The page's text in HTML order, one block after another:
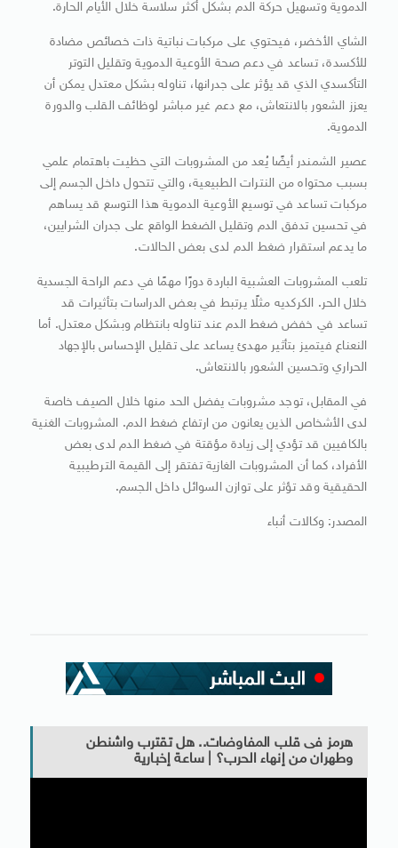
الدموية وتسهيل حركة الدم بشكل أكثر سلاسة خلال الأيام الحارة.
الشاي الأخضر، فيحتوي على مركبات نباتية ذات خصائص مضادة
للأكسدة، تساعد في دعم صحة الأوعية الدموية وتقليل التوتر
التأكسدي الذي قد يؤثر على جدرانها، تناوله بشكل معتدل يمكن أن
يعزز الشعور بالانتعاش، مع دعم غير مباشر لوظائف القلب والدورة
الدموية.
عصير الشمندر أيضًا يُعد من المشروبات التي حظيت باهتمام علمي
بسبب محتواه من النترات الطبيعية، والتي تتحول داخل الجسم إلى
مركبات تساعد في توسيع الأوعية الدموية هذا التوسع قد يساهم
في تحسين تدفق الدم وتقليل الضغط الواقع على جدران الشرايين،
ما يدعم استقرار ضغط الدم لدى بعض الحالات.
تلعب المشروبات العشبية الباردة دورًا مهمًا في دعم الراحة الجسدية
خلال الحر. الكركديه مثلًا يرتبط في بعض الدراسات بتأثيرات قد
تساعد في خفض ضغط الدم عند تناوله بانتظام وبشكل معتدل. أما
النعناع فيتميز بتأثير مهدئ يساعد على تقليل الإحساس بالإجهاد
الحراري وتحسين الشعور بالانتعاش.
في المقابل، توجد مشروبات يفضل الحد منها خلال الصيف خاصة
لدى الأشخاص الذين يعانون من ارتفاع ضغط الدم. المشروبات الغنية
بالكافيين قد تؤدي إلى زيادة مؤقتة في ضغط الدم لدى بعض
الأفراد، كما أن المشروبات الغازية تفتقر إلى القيمة الترطيبية
الحقيقية وقد تؤثر على توازن السوائل داخل الجسم.
المصدر: وكالات أنباء
هرمز فى قلب المفاوضات.. هل تقترب واشنطن
وطهران من إنهاء الحرب؟ | ساعة إخبارية